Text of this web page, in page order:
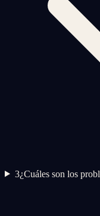
3¿Cuáles son los